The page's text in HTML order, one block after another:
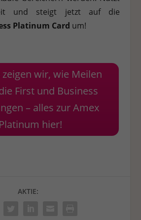
und steigt jetzt auf die
Platinum Card um!
zeigen wir, wie Meilen
First und Business
– alles zur Amex
Platinum hier!
AKTIE: